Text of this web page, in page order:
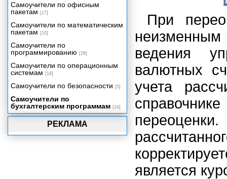
При
неизменным
ведения
валютных
учета
является
РЕКЛАМА
Самоучители по офисным
пакетам [17]
Самоучители по математическим
пакетам [10]
Самоучители по
программированию [26]
Самоучители по операционным
системам [16]
Самоучители по безопасности [5]
Самоучители по
бухгалтерским программам [14]